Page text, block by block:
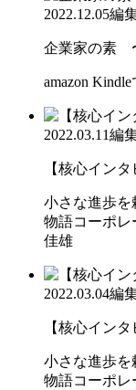
2022.12.05編
企業家の素
amazon Kindle
2022.03.11編
【核心インタ
小さな進歩
物語コーポ
佳雄
2022.03.04編
【核心インタ
小さな進歩
物語コーポ